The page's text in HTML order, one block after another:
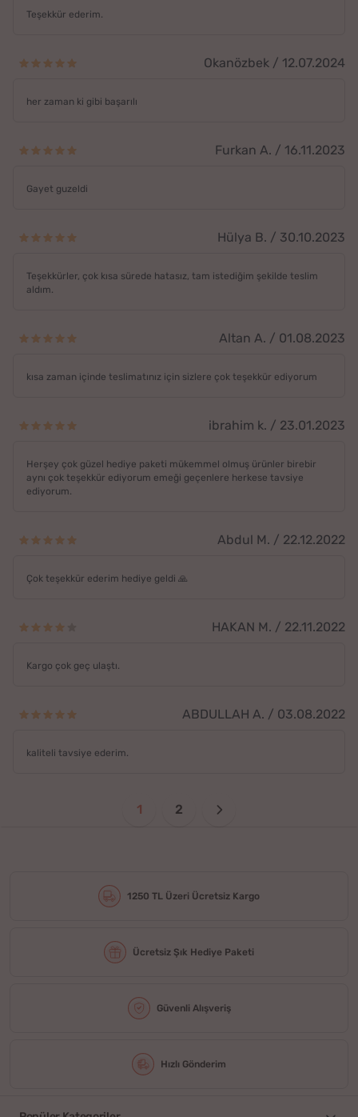
Teşekkür ederim.
Okanözbek / 12.07.2024
her zaman ki gibi başarılı
Furkan A. / 16.11.2023
Gayet guzeldi
Hülya B. / 30.10.2023
Teşekkürler, çok kısa sürede hatasız, tam istediğim şekilde teslim
aldım.
Altan A. / 01.08.2023
kısa zaman içinde teslimatınız için sizlere çok teşekkür ediyorum
ibrahim k. / 23.01.2023
Herşey çok güzel hediye paketi mükemmel olmuş ürünler birebir
aynı çok teşekkür ediyorum emeği geçenlere herkese tavsiye
ediyorum.
Abdul M. / 22.12.2022
Çok teşekkür ederim hediye geldi 🙏
HAKAN M. / 22.11.2022
Kargo çok geç ulaştı.
ABDULLAH A. / 03.08.2022
kaliteli tavsiye ederim.
1 2
1250 TL Üzeri Ücretsiz Kargo
Ücretsiz Şık Hediye Paketi
Güvenli Alışveriş
Hızlı Gönderim